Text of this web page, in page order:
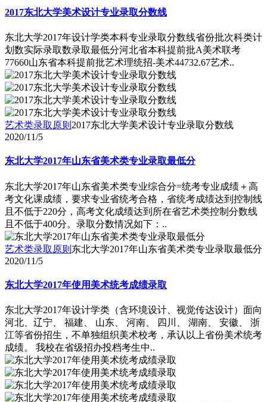
2017东北大学美术设计专业录取分数线
东北大学2017年设计学类本科专业录取分数线省份批次科类计
划数实际录取数录取最低分河北省本科提前批A美术联考
77660山东省本科提前批艺术理统招-美术44732.67艺术..
艺术类录取原则 2017东北大学美术设计专业录取分数线
2020/11/5
东北大学2017年山东省美术类专业录取最低分
东北大学2017年山东省美术类专业综合分=统考专业成绩＋高
考文化课成绩，要求专业省统考合格，省统考成绩达到控制线
且不低于220分，高考文化成绩达到所在省艺术类控制分数线
且不低于400分。录取分数情况如下：..
艺术类录取原则 东北大学2017年山东省美术类专业录取最低分
2020/11/5
东北大学2017年使用美术统考成绩录取
东北大学2017年设计学类（含环境设计、视觉传达设计）面向
河北、辽宁、 福建、 山东、 河南、 四川、 湖南、 安徽、 浙
江等省份招生，不单独组织美术校考，承认以上省份美术统考
成绩。 我校在省级招办投档考生中..